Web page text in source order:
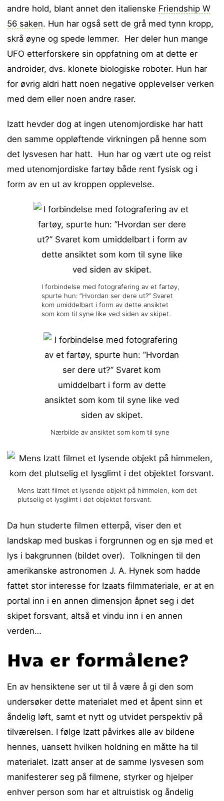
andre hold, blant annet den italienske Friendship W
56 saken. Hun har også sett de grå med tynn kropp,
skrå øyne og spede lemmer. Her deler hun mange
UFO etterforskere sin oppfatning om at dette er
androider, dvs. klonete biologiske roboter. Hun har
for øvrig aldri hatt noen negative opplevelser verken
med dem eller noen andre raser.
Izatt hevder dog at ingen utenomjordiske har hatt
den samme oppløftende virkningen på henne som
det lysvesen har hatt. Hun har og vært ute og reist
med utenomjordiske fartøy både rent fysisk og i
form av en ut av kroppen opplevelse.
I forbindelse med fotografering av et fartøy,
spurte hun: ”Hvordan ser dere ut?” Svaret
kom umiddelbart i form av dette ansiktet
som kom til syne like ved siden av skipet.
Nærbilde av ansiktet som kom til syne
Mens Izatt filmet et lysende objekt på himmelen, kom det
plutselig et lysglimt i det objektet forsvant.
Da hun studerte filmen etterpå, viser den et
landskap med buskas i forgrunnen og en sjø med et
lys i bakgrunnen (bildet over). Tolkningen til den
amerikanske astronomen J. A. Hynek som hadde
fattet stor interesse for Izaats filmmateriale, er at en
portal inn i en annen dimensjon åpnet seg i det
skipet forsvant, altså et vindu inn i en annen
verden…
Hva er formålene?
En av hensiktene ser ut til å være å gi den som
undersøker dette materialet med et åpent sinn et
åndelig løft, samt et nytt og utvidet perspektiv på
tilværelsen. I følge Izatt påvirkes alle av bildene
hennes, uansett hvilken holdning en måtte ha til
materialet. Izatt anser at de samme lysvesen som
manifesterer seg på filmene, styrker og hjelper
enhver person som har et altruistisk og åndelig